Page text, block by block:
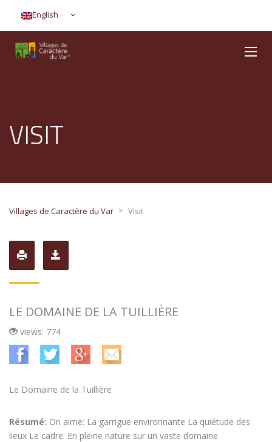
English
VISIT
Villages de Caractère du Var > Visit
LE DOMAINE DE LA TUILLIÈRE
views: 774
Le Domaine de la Tuillière
Résumé: On aime: La garrigue environnante La quiétude des
lieux Le cadre: En pleine nature sur un vaste domaine